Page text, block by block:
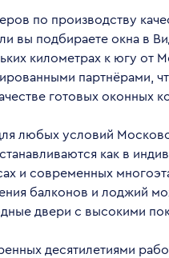
по производству
вы подбираете окна
километрах к югу
партнёрами,
готовых оконных
любых условий
как в
и современных
балконов и лоджий
двери с высокими
десятилетиями